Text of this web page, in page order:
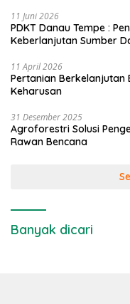
11 Juni 2026
PDKT Danau Tempe :
Keberlanjutan Sumber
11 April 2026
Pertanian Berkelanjutan
Keharusan
31 Desember 2025
Agroforestri Solusi
Rawan Bencana
Banyak dicari